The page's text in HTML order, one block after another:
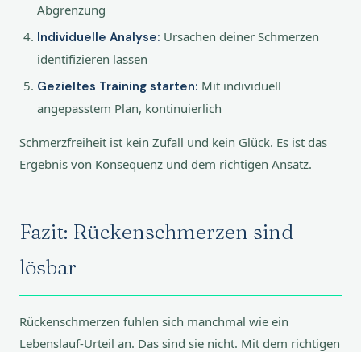
Abgrenzung
Individuelle Analyse: Ursachen deiner Schmerzen
identifizieren lassen
Gezieltes Training starten: Mit individuell
angepasstem Plan, kontinuierlich
Schmerzfreiheit ist kein Zufall und kein Glück. Es ist das
Ergebnis von Konsequenz und dem richtigen Ansatz.
Fazit: Rückenschmerzen sind
lösbar
Rückenschmerzen fuhlen sich manchmal wie ein
Lebenslauf-Urteil an. Das sind sie nicht. Mit dem richtigen